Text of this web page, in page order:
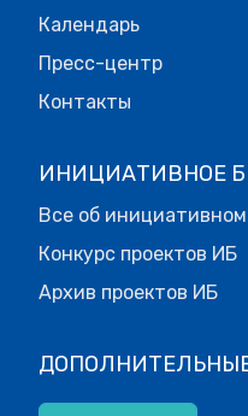
Календарь
Пресс-центр
Контакты
ИНИЦИАТИВНОЕ
Все об
Конкурс проектов ИБ
Архив проектов ИБ